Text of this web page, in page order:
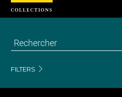
FILTERS
Cookies management panel